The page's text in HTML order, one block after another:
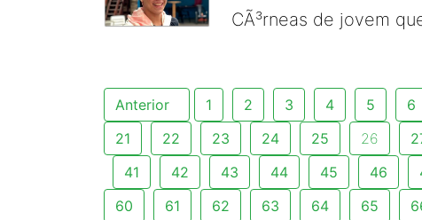
CÃ³rneas de jovem
Anterior 1 2 3 4 5 6
21
22 23 24 25 26
41
42 43 44 45 46
60
61 62 63 64 65